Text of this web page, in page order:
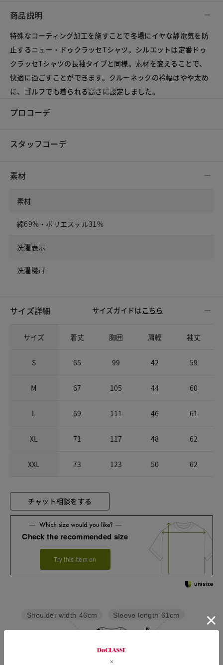
商品説明
特殊なコーティング加工を施すことで冬場にイヤな静電気を防
止するニュー・ドゥクラッセTシャツ。シルエットは定番ドゥ
クラッセTシャツの長袖タイプと同様。素材を変えることで、
快適に過ごすことができます。クルーネックの衿幅はやや太め
に、ゴルフでも着られる高さに設定しました。
プロコーデ
スタッフコーデ
素材
素材
綿69%・ポリエステル31%
洗濯表示
洗濯機可
サイズ詳細 サイズガイドは こちら
サイズ 着丈 胸囲 肩幅 袖丈
S 65 99 42 59
M 67 105 44 60
L 69 111 46 61
XL 71 117 48 62
XXL 73 123 50 62
チャット相談をする
Check the recommended size
Try this item on
Sleeve length 61cm
Shoulder width 46cm